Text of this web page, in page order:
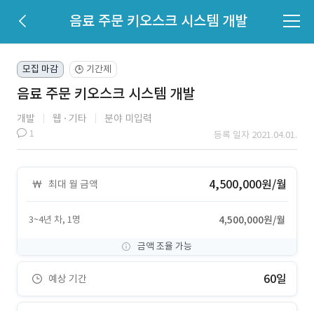
음료 주문 키오스크 시스템 개발
모집 마감 🕒 기간제
음료 주문 키오스크 시스템 개발
개발 웹 기타 분야 미입력
1 등록 일자 2021.04.01.
최대 월 금액 4,500,000원/월
3~4년 차, 1명 4,500,000원/월
금액 조율 가능
예상 기간 60일